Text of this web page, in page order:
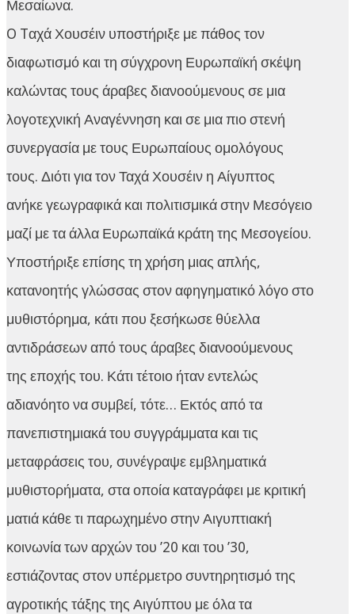
Μεσαίωνα.
O Tαχά Χουσέιν υποστήριξε με πάθος τον
διαφωτισμό και τη σύγχρονη Ευρωπαϊκή σκέψη
καλώντας τους άραβες διανοούμενους σε μια
λογοτεχνική Αναγέννηση και σε μια πιο στενή
συνεργασία με τους Ευρωπαίους ομολόγους
τους. Διότι για τον Ταχά Χουσέιν η Αίγυπτος
ανήκε γεωγραφικά και πολιτισμικά στην Μεσόγειο
μαζί με τα άλλα Ευρωπαϊκά κράτη της Μεσογείου.
Υποστήριξε επίσης τη χρήση μιας απλής,
κατανοητής γλώσσας στον αφηγηματικό λόγο στο
μυθιστόρημα, κάτι που ξεσήκωσε θύελλα
αντιδράσεων από τους άραβες διανοούμενους
της εποχής του. Κάτι τέτοιο ήταν εντελώς
αδιανόητο να συμβεί, τότε… Εκτός από τα
πανεπιστημιακά του συγγράμματα και τις
μεταφράσεις του, συνέγραψε εμβληματικά
μυθιστορήματα, στα οποία καταγράφει με κριτική
ματιά κάθε τι παρωχημένο στην Αιγυπτιακή
κοινωνία των αρχών του ’20 και του ’30,
εστιάζοντας στον υπέρμετρο συντηρητισμό της
αγροτικής τάξης της Αιγύπτου με όλα τα